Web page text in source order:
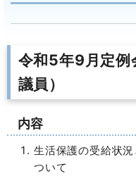
令和5年9月定例
議員）
内容
生活保護の受給状
ついて